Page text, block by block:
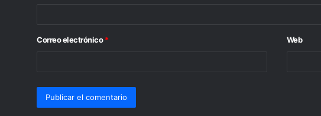
Correo electrónico* Web